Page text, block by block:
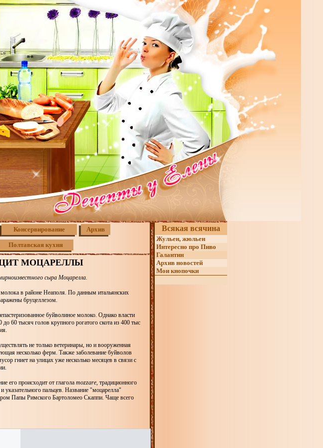
Консервирование Архив
Полтавская кухня
МОЦАРЕЛЛЫ
сыра Моцарелла.
в районе Неаполя. По данным итальянских
бруцеллезом.
буйволиное молоко. Однако власти
до 60 тысяч голов крупного рогатого скота из 400 тыс
не только ветеринары, но и вооруженная
несколько ферм. Также заболевание буйволов
гниет на улицах уже несколько месяцев в связи с
его происходит от глагола mozzare, традиционного
пальцев. Название "моцарелла"
Папы Римского Бартоломео Скаппи. Чаще всего
Всякая всячина
Жульен, жюльен
Интересно про Пиво
Галантин
Архив новостей
Мои кнопочки